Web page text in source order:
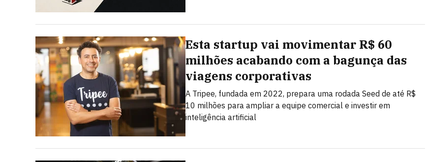
Esta startup vai movimentar R$ 60
milhões acabando com a bagunça das
viagens corporativas
A Tripee, fundada em 2022, prepara uma rodada Seed de até R$
10 milhões para ampliar a equipe comercial e investir em
inteligência artificial